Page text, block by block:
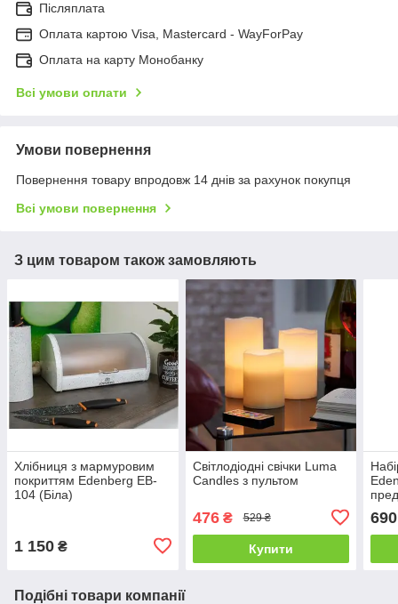
Післяплата
Оплата картою Visa, Mastercard - WayForPay
Оплата на карту Монобанку
Всі умови оплати
Умови повернення
Повернення товару впродовж 14 днів за рахунок покупця
Всі умови повернення
З цим товаром також замовляють
Хлібниця з мармуровим
покриттям Edenberg EB-
104 (Біла)
1 150 ₴
Світлодіодні свічки Luma
Candles з пультом
476₴ 529 ₴
Купити
690
Подібні товари компанії